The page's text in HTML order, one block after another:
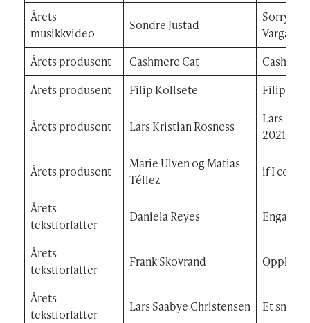
Årets
musikkvideo
Sondre Justad
Sorry
Vargas
Årets produsent
Cashmere Cat
Årets produsent
Filip Kollsete Filip
Årets produsent Lars Kristian Rosness
Lars
2021
Årets produsent
Marie Ulven og Matias
Téllez
if I could
Årets
tekstforfatter
Daniela Reyes
Årets
tekstforfatter
Frank Skovrand
Årets
tekstforfatter
Lars Saabye Christensen Et snev